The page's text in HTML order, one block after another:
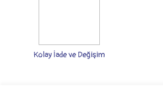
Kolay İade ve Değişim